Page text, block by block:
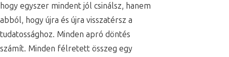
hogy egyszer mindent jól csinálsz, hanem
abból, hogy újra és újra visszatérsz a
tudatossághoz. Minden apró döntés
számít. Minden félretett összeg egy